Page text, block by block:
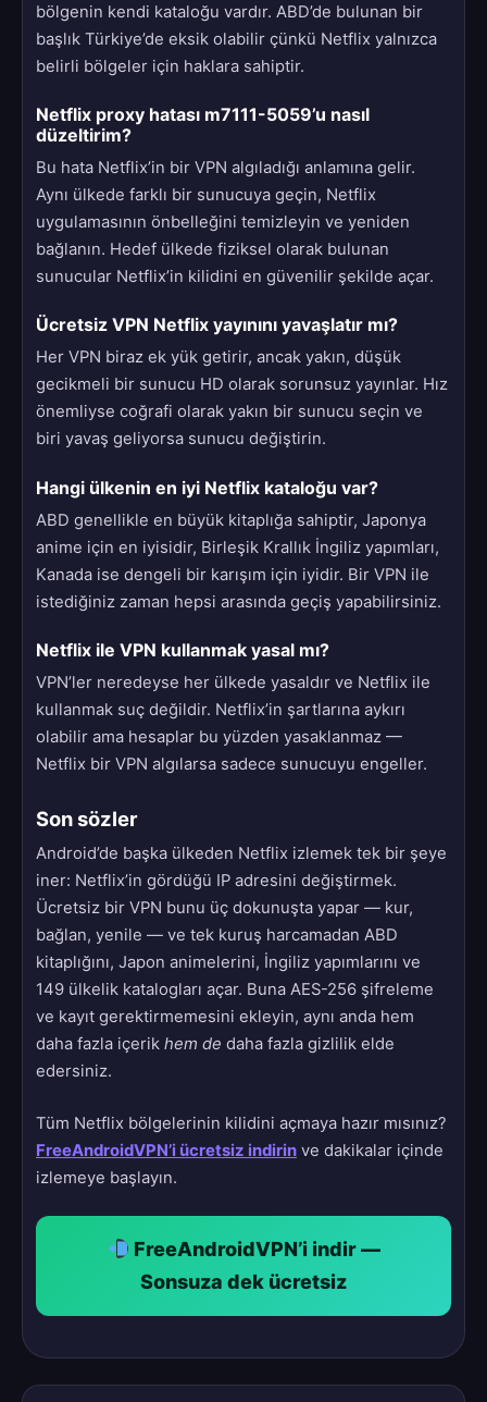
bölgenin kendi kataloğu vardır. ABD’de bulunan bir
başlık Türkiye’de eksik olabilir çünkü Netflix yalnızca
belirli bölgeler için haklara sahiptir.
Netflix proxy hatası m7111-5059’u nasıl
düzeltirim?
Bu hata Netflix’in bir VPN algıladığı anlamına gelir.
Aynı ülkede farklı bir sunucuya geçin, Netflix
uygulamasının önbelleğini temizleyin ve yeniden
bağlanın. Hedef ülkede fiziksel olarak bulunan
sunucular Netflix’in kilidini en güvenilir şekilde açar.
Ücretsiz VPN Netflix yayınını yavaşlatır mı?
Her VPN biraz ek yük getirir, ancak yakın, düşük
gecikmeli bir sunucu HD olarak sorunsuz yayınlar. Hız
önemliyse coğrafi olarak yakın bir sunucu seçin ve
biri yavaş geliyorsa sunucu değiştirin.
Hangi ülkenin en iyi Netflix kataloğu var?
ABD genellikle en büyük kitaplığa sahiptir, Japonya
anime için en iyisidir, Birleşik Krallık İngiliz yapımları,
Kanada ise dengeli bir karışım için iyidir. Bir VPN ile
istediğiniz zaman hepsi arasında geçiş yapabilirsiniz.
Netflix ile VPN kullanmak yasal mı?
VPN’ler neredeyse her ülkede yasaldır ve Netflix ile
kullanmak suç değildir. Netflix’in şartlarına aykırı
olabilir ama hesaplar bu yüzden yasaklanmaz —
Netflix bir VPN algılarsa sadece sunucuyu engeller.
Son sözler
Android’de başka ülkeden Netflix izlemek tek bir şeye
iner: Netflix’in gördüğü IP adresini değiştirmek.
Ücretsiz bir VPN bunu üç dokunuşta yapar — kur,
bağlan, yenile — ve tek kuruş harcamadan ABD
kitaplığını, Japon animelerini, İngiliz yapımlarını ve
149 ülkelik katalogları açar. Buna AES-256 şifreleme
ve kayıt gerektirmemesini ekleyin, aynı anda hem
daha fazla içerik hem de daha fazla gizlilik elde
edersiniz.
Tüm Netflix bölgelerinin kilidini açmaya hazır mısınız?
FreeAndroidVPN’i ücretsiz indirin ve dakikalar içinde
izlemeye başlayın.
FreeAndroidVPN’i indir —
Sonsuza dek ücretsiz